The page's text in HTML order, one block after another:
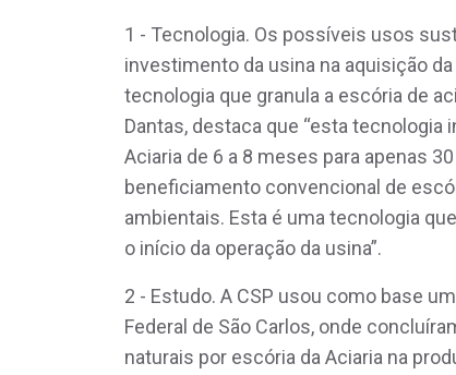
1 - Tecnologia. Os possíveis usos
investimento da usina na aquisição
tecnologia que granula a escória de
Dantas, destaca que “esta
Aciaria de 6 a 8 meses para apenas
beneficiamento convencional de
ambientais. Esta é uma tecnologia
o início da operação da usina”.
2 - Estudo. A CSP usou como base
Federal de São Carlos, onde
naturais por escória da Aciaria na